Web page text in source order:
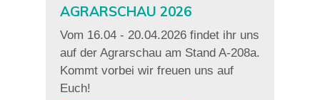
AGRARSCHAU 2026
Vom 16.04 - 20.04.2026 findet ihr uns
auf der Agrarschau am Stand A-208a.
Kommt vorbei wir freuen uns auf
Euch!